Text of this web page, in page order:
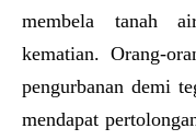
membela tanah
kematian. Orang-
pengurbanan demi
mendapat